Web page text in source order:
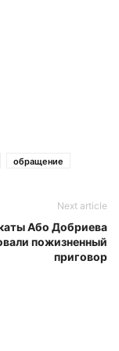
обращение
Next article
Або Добриева
пожизненный
приговор